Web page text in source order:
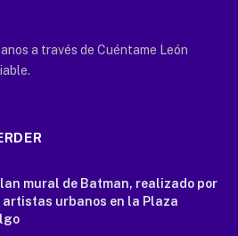
a través de Cuéntame León
mural de Batman, realizado por
artistas urbanos en la Plaza